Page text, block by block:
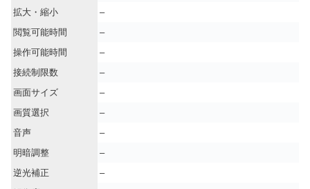
拡大・縮小
–
閲覧可能時間
–
操作可能時間
–
接続制限数
–
画面サイズ
–
画質選択
–
音声
–
明暗調整
–
逆光補正
–